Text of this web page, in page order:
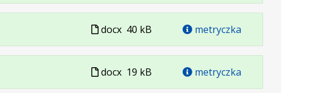
formacie
Plik
w
formacie
docx 40 kB metryczka
Plik
w
docx 19 kB metryczka